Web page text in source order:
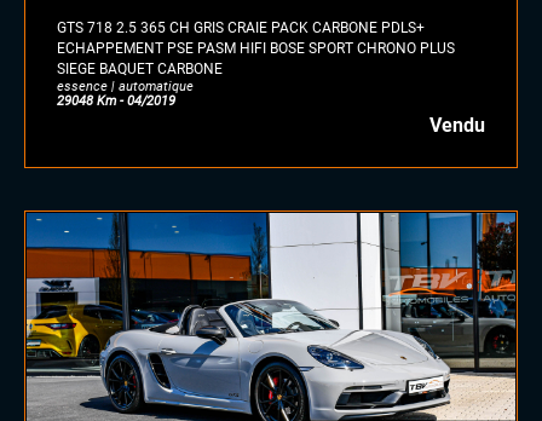
GTS 718 2.5 365 CH GRIS CRAIE PACK CARBONE PDLS+
ECHAPPEMENT PSE PASM HIFI BOSE SPORT CHRONO PLUS
SIEGE BAQUET CARBONE
essence | automatique
29048 Km - 04/2019
Vendu